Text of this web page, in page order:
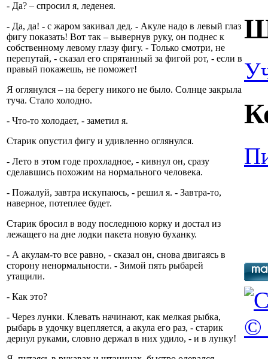
- Да? – спросил я, леденея.
- Да, да! - с жаром закивал дед. - Акуле надо в левый глаз
фигу показать! Вот так – вывернув руку, он поднес к
собственному левому глазу фигу. - Только смотри, не
перепутай, - сказал его спрятанный за фигой рот, - если в
правый покажешь, не поможет!
Я оглянулся – на берегу никого не было. Солнце закрыла
туча. Стало холодно.
- Что-то холодает, - заметил я.
Старик опустил фигу и удивленно оглянулся.
- Лето в этом годе прохладное, - кивнул он, сразу
сделавшись похожим на нормального человека.
- Пожалуй, завтра искупаюсь, - решил я. - Завтра-то,
наверное, потеплее будет.
Старик бросил в воду последнюю корку и достал из
лежащего на дне лодки пакета новую буханку.
- А акулам-то все равно, - сказал он, снова двигаясь в
сторону ненормальности. - Зимой пять рыбарей
утащили.
- Как это?
- Через лунки. Клевать начинают, как мелкая рыбка,
рыбарь в удочку вцепляется, а акула его раз, - старик
дернул руками, словно держал в них удило, - и в лунку!
©